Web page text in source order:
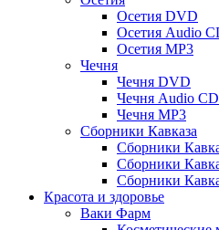
Осетия DVD
Осетия Audio
Осетия MP3
Чечня
Чечня DVD
Чечня Audio CD
Чечня MP3
Сборники Кавказа
Сборники
Сборники
Сборники
Красота и здоровье
Ваки Фарм